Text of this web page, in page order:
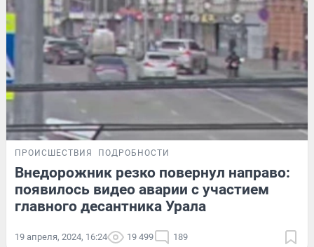
ПРОИСШЕСТВИЯ ПОДРОБНОСТИ
Внедорожник резко повернул направо:
появилось видео аварии с участием
главного десантника Урала
19 апреля, 2024, 16:24 19 499 189